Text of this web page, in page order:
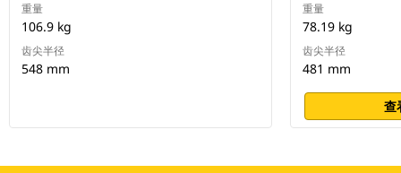
重量
106.9 kg
齿尖半径
548 mm
重量
78.19 kg
齿尖半径
481 mm
查